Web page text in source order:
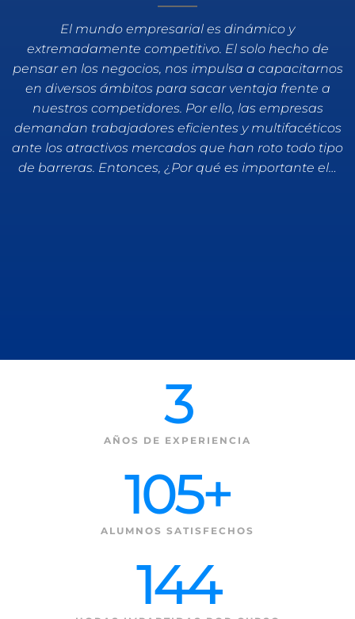
El mundo empresarial es dinámico y
extremadamente competitivo. El solo hecho de
pensar en los negocios, nos impulsa a capacitarnos
en diversos ámbitos para sacar ventaja frente a
nuestros competidores. Por ello, las empresas
demandan trabajadores eficientes y multifacéticos
ante los atractivos mercados que han roto todo tipo
de barreras. Entonces, ¿Por qué es importante el…
AÑOS DE EXPERIENCIA
3
ALUMNOS SATISFECHOS
105+
144